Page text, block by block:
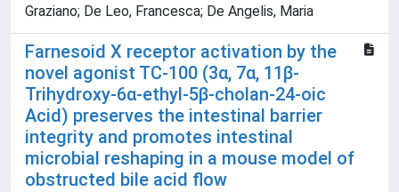
Graziano; De Leo, Francesca; De Angelis, Maria
Farnesoid X receptor activation by the
novel agonist TC-100 (3α, 7α, 11β-
Trihydroxy-6α-ethyl-5β-cholan-24-oic
Acid) preserves the intestinal barrier
integrity and promotes intestinal
microbial reshaping in a mouse model of
obstructed bile acid flow